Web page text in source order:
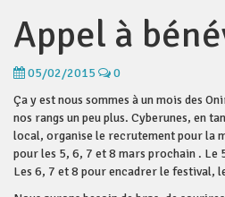
Appel à
05/02/2015
0
Ça y est nous sommes à un mois des
nos rangs un peu plus. Cyberunes, en
local, organise le recrutement pour la
pour les 5, 6, 7 et 8 mars prochain . Le
Les 6, 7 et 8 pour encadrer le festival,